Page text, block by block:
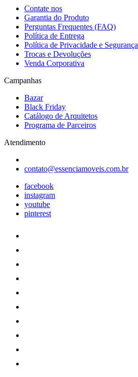
Contate nos
Garantia do Produto
Perguntas Frequentes (FAQ)
Política de Entrega
Política de Privacidade e Segurança
Trocas e Devoluções
Venda Corporativa
Campanhas
Bazar
Black Friday
Catálogo de Arquitetos
Programa de Parceiros
Atendimento
contato@essenciamoveis.com.br
facebook
instagram
youtube
pinterest